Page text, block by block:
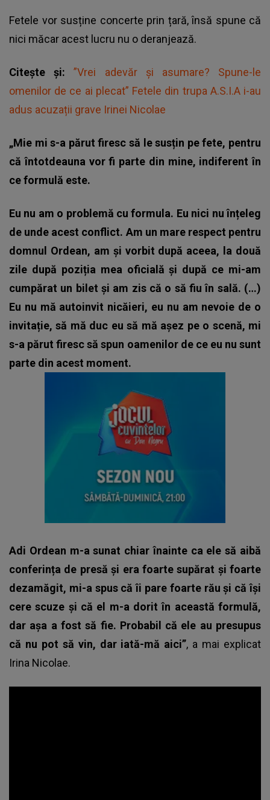
Fetele vor susține concerte prin țară, însă spune că
nici măcar acest lucru nu o deranjează.
Citește și:”Vrei adevăr și asumare? Spune-le
omenilor de ce ai plecat” Fetele din trupa A.S.I.A i-au
adus acuzații grave Irinei Nicolae
„Mie mi s-a părut firesc să le susțin pe fete, pentru
că întotdeauna vor fi parte din mine, indiferent în
ce formulă este.
Eu nu am o problemă cu formula. Eu nici nu înțeleg
de unde acest conflict. Am un mare respect pentru
domnul Ordean, am și vorbit după aceea, la două
zile după poziția mea oficială și după ce mi-am
cumpărat un bilet și am zis că o să fiu în sală. (…)
Eu nu mă autoinvit nicăieri, eu nu am nevoie de o
invitație, să mă duc eu să mă așez pe o scenă, mi
s-a părut firesc să spun oamenilor de ce eu nu sunt
parte din acest moment.
Adi Ordean m-a sunat chiar înainte ca ele să aibă
conferința de presă și era foarte supărat și foarte
dezamăgit, mi-a spus că îi pare foarte rău și că își
cere scuze și că el m-a dorit în această formulă,
dar așa a fost să fie. Probabil că ele au presupus
că nu pot să vin, dar iată-mă aici”, a mai explicat
Irina Nicolae.